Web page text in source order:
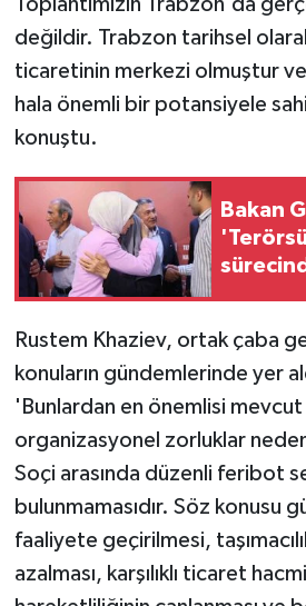
değildir. Trabzon tarihsel
ticaretinin merkezi olmuştur
hala önemli bir potansiyele
konuştu.
Bakan
bir
Rustem Khaziev, ortak çaba
konuların gündemlerinde yer
'Bunlardan en önemlisi
organizasyonel zorluklar
Soçi arasında düzenli feribot
bulunmamasıdır. Söz konusu
faaliyete geçirilmesi,
azalması, karşılıklı ticaret